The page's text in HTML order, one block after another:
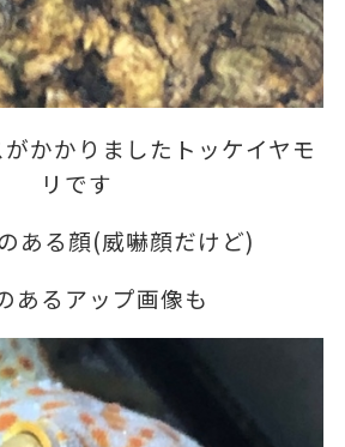
かかりましたトッケイヤモ
リです
ある顔(威嚇顔だけど)
あるアップ画像も